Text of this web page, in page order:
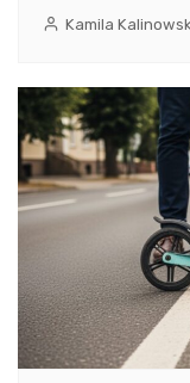
Kamila